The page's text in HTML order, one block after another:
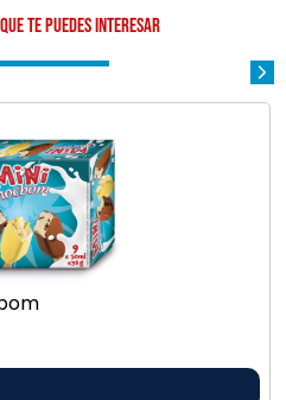
te puedes interesar